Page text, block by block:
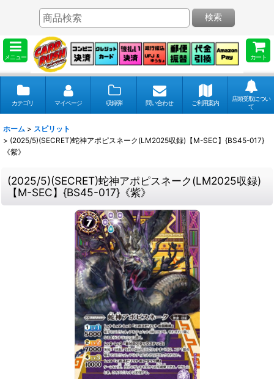
メニュー カート
検索
カテゴリ マイページ 収録弾 問い合わせ ご利用案内
店頭受取につい
て
ホーム > スピリット
> (2025/5)(SECRET)蛇神アポピスネーク(LM2025収録)【M-SEC】{BS45-017}
《紫》
(2025/5)(SECRET)蛇神アポピスネーク(LM2025収録)
【M-SEC】{BS45-017}《紫》